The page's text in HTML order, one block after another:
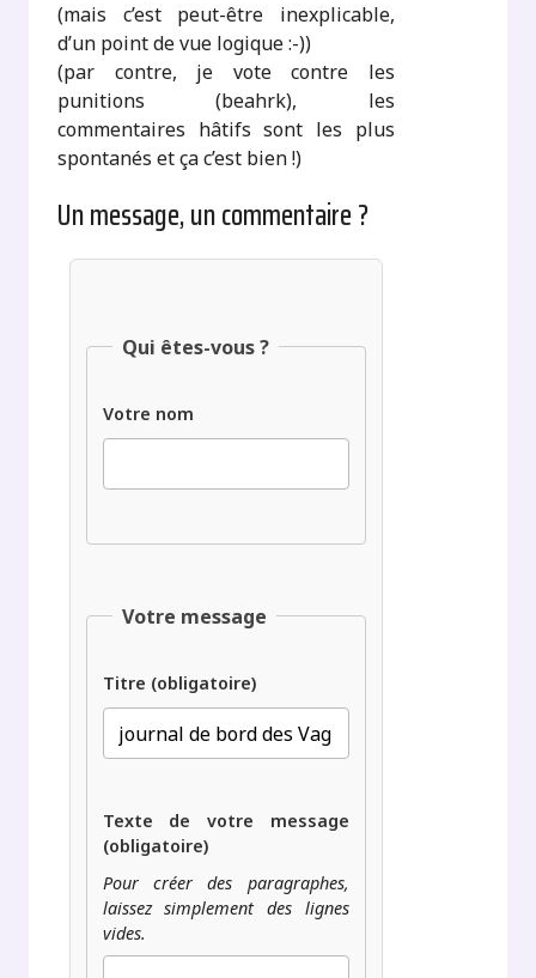
(mais c’est peut-être inexplicable,
d’un point de vue logique :-))
(par contre, je vote contre les
punitions (beahrk), les
commentaires hâtifs sont les plus
spontanés et ça c’est bien !)
Un message, un commentaire ?
Qui êtes-vous ?
Votre nom
Votre message
Titre (obligatoire)
Texte de votre message
(obligatoire)
Pour créer des paragraphes,
laissez simplement des lignes
vides.